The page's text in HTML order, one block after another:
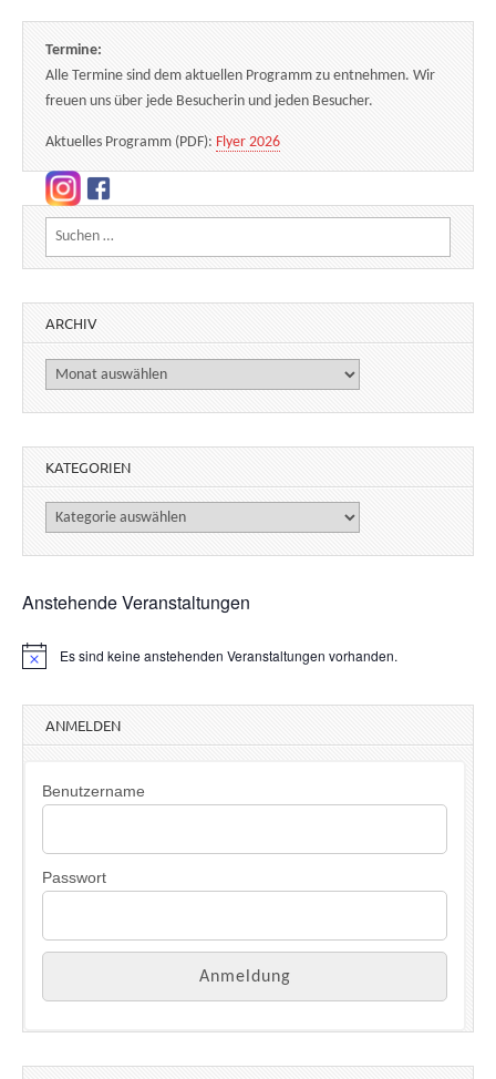
Termine:
Alle Termine sind dem aktuellen Programm zu entnehmen. Wir
freuen uns über jede Besucherin und jeden Besucher.
Aktuelles Programm (PDF): Flyer 2026
Suchen nach:
ARCHIV
Archiv
KATEGORIEN
Kategorien
Anstehende Veranstaltungen
H
i
Es sind keine anstehenden Veranstaltungen vorhanden.
ANMELDEN
Benutzername
Passwort